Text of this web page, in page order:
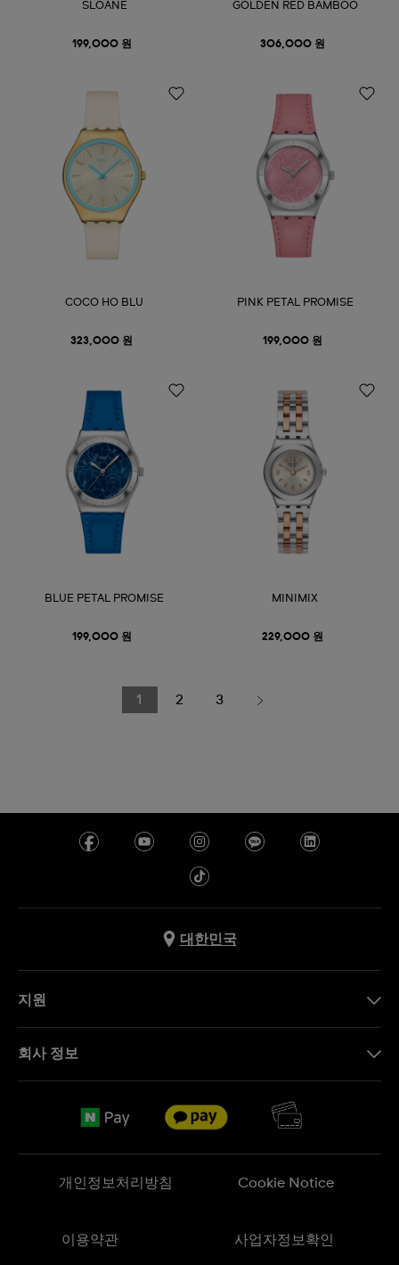
SLOANE
199,000 원
GOLDEN RED BAMBOO
306,000 원
COCO HO BLU
323,000 원
PINK PETAL PROMISE
199,000 원
BLUE PETAL PROMISE
199,000 원
MINIMIX
229,000 원
1 2 3
대한민국
지원
반품 정책
회사 정보
Sitemap
개인정보처리방침 Cookie Notice
이용약관 사업자정보확인